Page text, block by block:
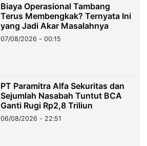
Biaya Operasional Tambang
Terus Membengkak? Ternyata Ini
yang Jadi Akar Masalahnya
07/08/2026 - 00:15
PT Paramitra Alfa Sekuritas dan
Sejumlah Nasabah Tuntut BCA
Ganti Rugi Rp2,8 Triliun
06/08/2026 - 22:51